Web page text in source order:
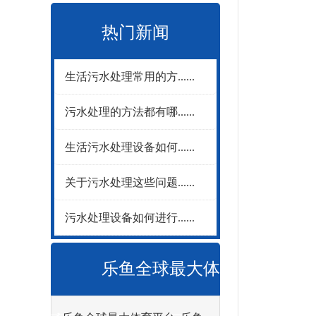
热门新闻
生活污水处理常用的方......
污水处理的方法都有哪......
生活污水处理设备如何......
关于污水处理这些问题......
污水处理设备如何进行......
乐鱼全球最大体